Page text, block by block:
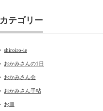
カテゴリー
shiroiro-ie
おかみさんの1日
おかみさん会
おかみさん手帖
お皿